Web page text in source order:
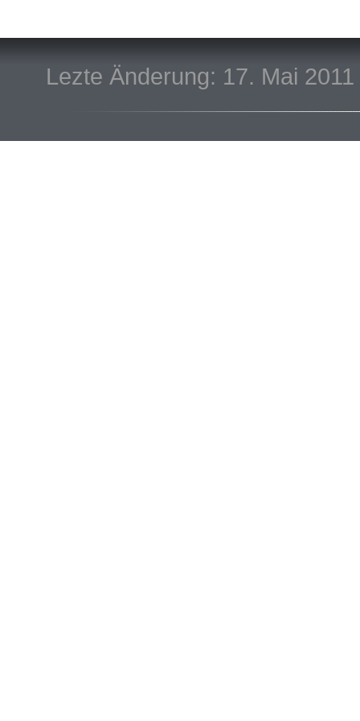
Lezte Änderung: 17. Mai